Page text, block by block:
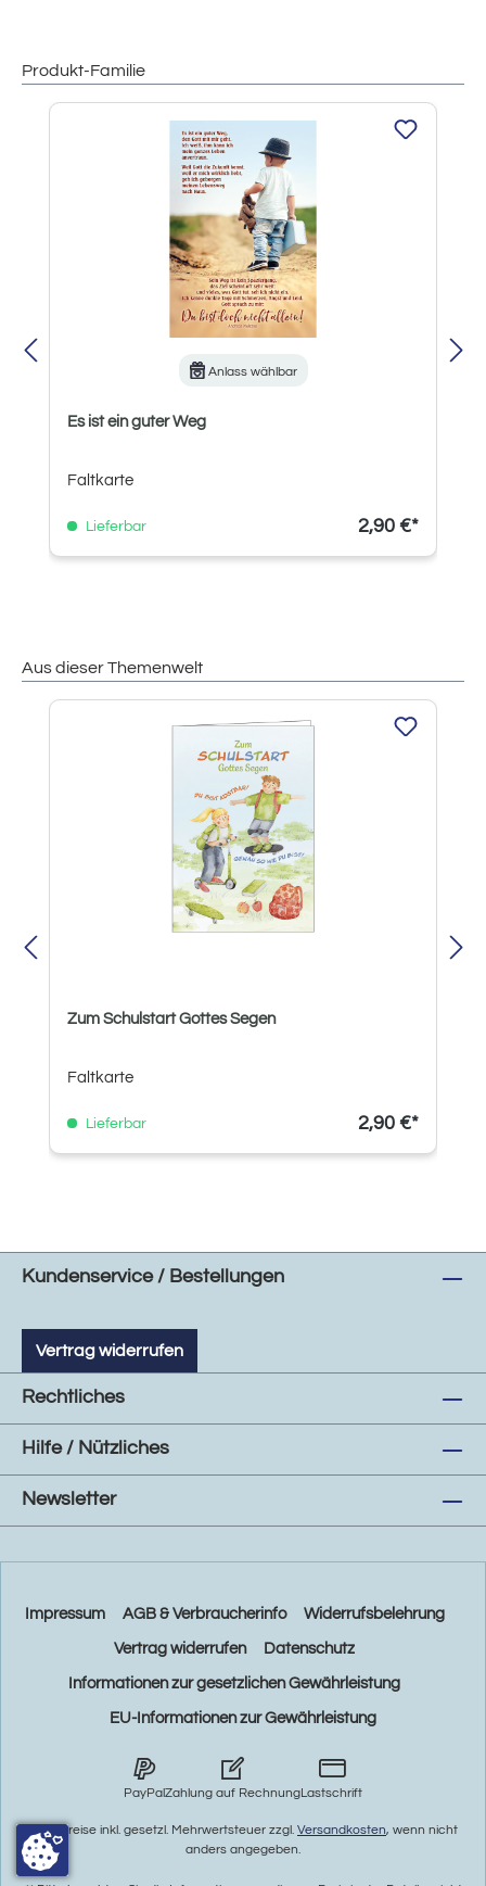
Produkt-Familie
Produktgalerie überspringen
Anlass wählbar
Es ist ein guter Weg
Faltkarte
Lieferbar 2,90 €*
Aus dieser Themenwelt
Produktgalerie überspringen
Zum Schulstart Gottes Segen
Faltkarte
Lieferbar 2,90 €*
Kundenservice / Bestellungen
Vertrag widerrufen
Rechtliches
Hilfe / Nützliches
Newsletter
Impressum AGB & Verbraucherinfo Widerrufsbelehrung
Vertrag widerrufen Datenschutz
Informationen zur gesetzlichen Gewährleistung
EU-Informationen zur Gewährleistung
PayPalZahlung auf RechnungLastschrift
* Alle Preise inkl. gesetzl. Mehrwertsteuer zzgl. Versandkosten, wenn nicht
anders angegeben.